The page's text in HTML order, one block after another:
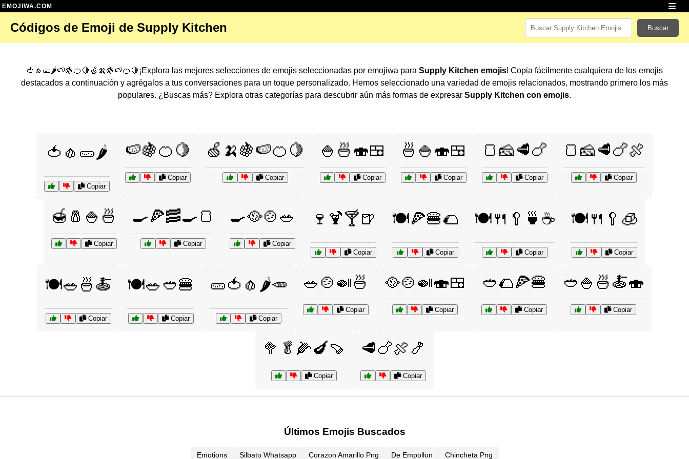
EMOJIWA.COM
Códigos de Emoji de Supply Kitchen Buscar
🍅🧄🥒🌶️🍉🍇🍊🍋🍏🍌🍇🍉🍊🍋¡Explora las mejores selecciones de emojis seleccionadas por emojiwa para Supply Kitchen emojis! Copia fácilmente cualquiera de los emojis
destacados a continuación y agrégalos a tus conversaciones para un toque personalizado. Hemos seleccionado una variedad de emojis relacionados, mostrando primero los más
populares. ¿Buscas más? Explora otras categorías para descubrir aún más formas de expresar Supply Kitchen con emojis.
🍅🧄🥒🌶️
Copiar
🍉🍇🍊🍋
Copiar
🍏🍌🍇🍉🍊🍋
Copiar
🍚🍜🍣🍱
Copiar
🍜🍚🍣🍱
Copiar
🍞🧀🥩🍗
Copiar
🍞🧀🥩🍗🍖
Copiar
🍯🧂🍚🍜
Copiar
🍳🍕🥓🍳🍞
Copiar
🍳🥘🍲🥗
Copiar
🍷🍹🍸🍺
Copiar
🍽️🍕🍔🌮
Copiar
🍽️🍴🥄🍵☕
Copiar
🍽️🍴🥄🧊
Copiar
🍽️🥗🍜🍝
Copiar
🍽️🥗🥙🍔
Copiar
🥒🍅🧄🌶️🥕
Copiar
🥗🍲🍛🍜
Copiar
🥘🍲🍛🍣🍱
Copiar
🥙🌮🍕🍔
Copiar
🥙🍚🍜🍝🍣
Copiar
🥦🥬🌽🍆🍠
Copiar
🥩🍗🍖🍤
Copiar
Últimos Emojis Buscados
Emotions Silbato Whatsapp Corazon Amarillo Png De Empollon Chincheta Png